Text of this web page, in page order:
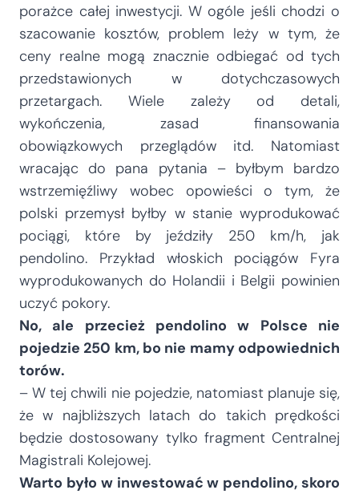
porażce całej inwestycji. W ogóle jeśli chodzi o
szacowanie kosztów, problem leży w tym, że
ceny realne mogą znacznie odbiegać od tych
przedstawionych w dotychczasowych
przetargach. Wiele zależy od detali,
wykończenia, zasad finansowania
obowiązkowych przeglądów itd. Natomiast
wracając do pana pytania – byłbym bardzo
wstrzemięźliwy wobec opowieści o tym, że
polski przemysł byłby w stanie wyprodukować
pociągi, które by jeździły 250 km/h, jak
pendolino. Przykład włoskich pociągów Fyra
wyprodukowanych do Holandii i Belgii powinien
uczyć pokory.
No, ale przecież pendolino w Polsce nie
pojedzie 250 km, bo nie mamy odpowiednich
torów.
– W tej chwili nie pojedzie, natomiast planuje się,
że w najbliższych latach do takich prędkości
będzie dostosowany tylko fragment Centralnej
Magistrali Kolejowej.
Warto było w inwestować w pendolino, skoro